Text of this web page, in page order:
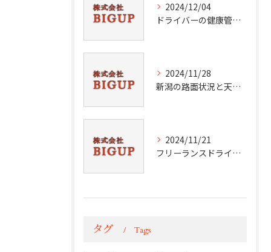
2024/12/04
ドライバーの健康管理術
2024/11/28
新潟の路面状況と天候分析
2024/11/21
フリーランスドライバーの挑戦と成功
タグ Tags